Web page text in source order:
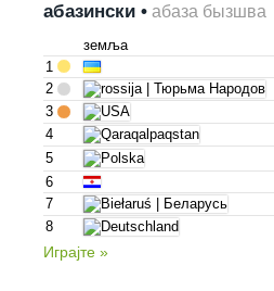
абазински • абаза бызшва
земља
1
2
3
4
5
6
7
8
Играјте »